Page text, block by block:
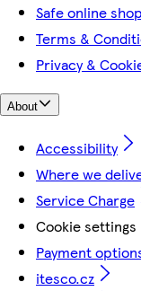
Safe online
Terms &
Privacy &
About
Accessibility
Where we
Service Charge
Cookie settings
Payment
itesco.cz